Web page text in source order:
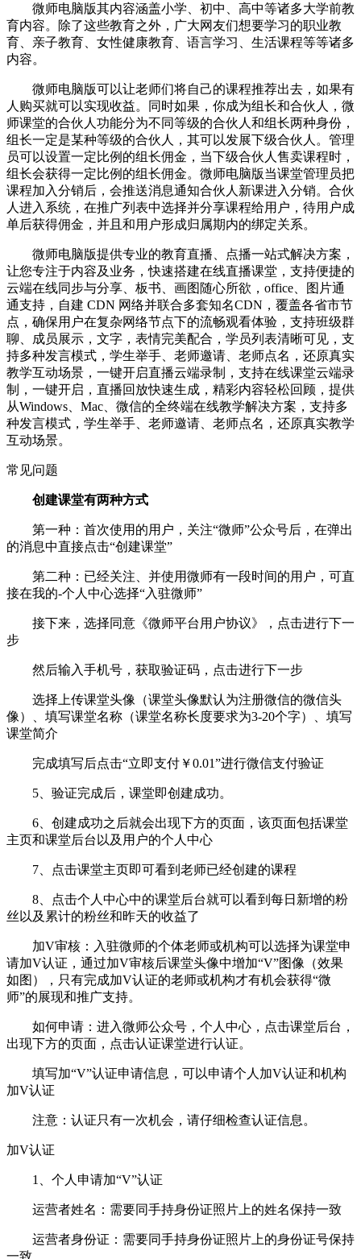
微师电脑版其内容涵盖小学、初中、高中等诸多大学前教
育内容。除了这些教育之外，广大网友们想要学习的职业教
育、亲子教育、女性健康教育、语言学习、生活课程等等诸多
内容。
微师电脑版可以让老师们将自己的课程推荐出去，如果有
人购买就可以实现收益。同时如果，你成为组长和合伙人，微
师课堂的合伙人功能分为不同等级的合伙人和组长两种身份，
组长一定是某种等级的合伙人，其可以发展下级合伙人。管理
员可以设置一定比例的组长佣金，当下级合伙人售卖课程时，
组长会获得一定比例的组长佣金。微师电脑版当课堂管理员把
课程加入分销后，会推送消息通知合伙人新课进入分销。合伙
人进入系统，在推广列表中选择并分享课程给用户，待用户成
单后获得佣金，并且和用户形成归属期内的绑定关系。
微师电脑版提供专业的教育直播、点播一站式解决方案，
让您专注于内容及业务，快速搭建在线直播课堂，支持便捷的
云端在线同步与分享、板书、画图随心所欲，office、图片通
通支持，自建 CDN 网络并联合多套知名CDN，覆盖各省市节
点，确保用户在复杂网络节点下的流畅观看体验，支持班级群
聊、成员展示，文字，表情完美配合，学员列表清晰可见，支
持多种发言模式，学生举手、老师邀请、老师点名，还原真实
教学互动场景，一键开启直播云端录制，支持在线课堂云端录
制，一键开启，直播回放快速生成，精彩内容轻松回顾，提供
从Windows、Mac、微信的全终端在线教学解决方案，支持多
种发言模式，学生举手、老师邀请、老师点名，还原真实教学
互动场景。
常见问题
创建课堂有两种方式
第一种：首次使用的用户，关注“微师”公众号后，在弹出
的消息中直接点击“创建课堂”
第二种：已经关注、并使用微师有一段时间的用户，可直
接在我的-个人中心选择“入驻微师”
接下来，选择同意《微师平台用户协议》，点击进行下一
步
然后输入手机号，获取验证码，点击进行下一步
选择上传课堂头像（课堂头像默认为注册微信的微信头
像）、填写课堂名称（课堂名称长度要求为3-20个字）、填写
课堂简介
完成填写后点击“立即支付￥0.01”进行微信支付验证
5、验证完成后，课堂即创建成功。
6、创建成功之后就会出现下方的页面，该页面包括课堂
主页和课堂后台以及用户的个人中心
7、点击课堂主页即可看到老师已经创建的课程
8、点击个人中心中的课堂后台就可以看到每日新增的粉
丝以及累计的粉丝和昨天的收益了
加V审核：入驻微师的个体老师或机构可以选择为课堂申
请加V认证，通过加V审核后课堂头像中增加“V”图像（效果
如图），只有完成加V认证的老师或机构才有机会获得“微
师”的展现和推广支持。
如何申请：进入微师公众号，个人中心，点击课堂后台，
出现下方的页面，点击认证课堂进行认证。
填写加“V”认证申请信息，可以申请个人加V认证和机构
加V认证
注意：认证只有一次机会，请仔细检查认证信息。
加V认证
1、个人申请加“V”认证
运营者姓名：需要同手持身份证照片上的姓名保持一致
运营者身份证：需要同手持身份证照片上的身份证号保持
一致